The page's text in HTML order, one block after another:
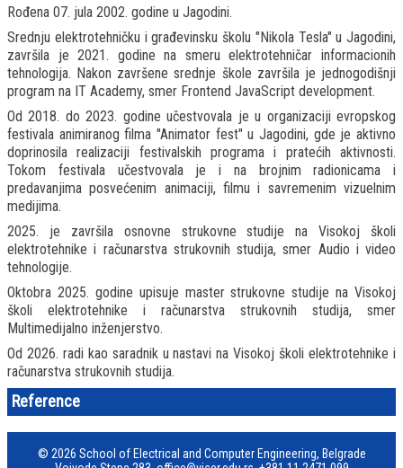
Rođena 07. jula 2002. godine u Jagodini.
Srednju elektrotehničku i građevinsku školu "Nikola Tesla" u Jagodini,
završila je 2021. godine na smeru elektrotehničar informacionih
tehnologija. Nakon završene srednje škole završila je jednogodišnji
program na IT Academy, smer Frontend JavaScript development.
Od 2018. do 2023. godine učestvovala je u organizaciji evropskog
festivala animiranog filma "Animator fest" u Jagodini, gde je aktivno
doprinosila realizaciji festivalskih programa i pratećih aktivnosti.
Tokom festivala učestvovala je i na brojnim radionicama i
predavanjima posvećenim animaciji, filmu i savremenim vizuelnim
medijima.
2025. je završila osnovne strukovne studije na Visokoj školi
elektrotehnike i računarstva strukovnih studija, smer Audio i video
tehnologije.
Oktobra 2025. godine upisuje master strukovne studije na Visokoj
školi elektrotehnike i računarstva strukovnih studija, smer
Multimedijalno inženjerstvo.
Od 2026. radi kao saradnik u nastavi na Visokoj školi elektrotehnike i
računarstva strukovnih studija.
Reference
© 2026 School of Electrical and Computer Engineering, Belgrade